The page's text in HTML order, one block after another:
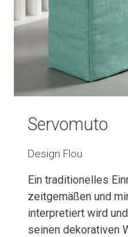
Servomuto
Design Flou
Ein traditionelles
zeitgemäßen und
interpretiert wird
seinen dekorativen